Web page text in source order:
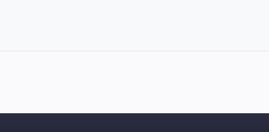
續。外匯策略專家張建泰：「市場方面討論人民幣
基本面上，不論是貿易順差、資本帳戶，人民幣均